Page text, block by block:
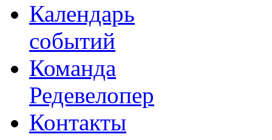
Календарь
событий
Команда
Редевелопер
Контакты